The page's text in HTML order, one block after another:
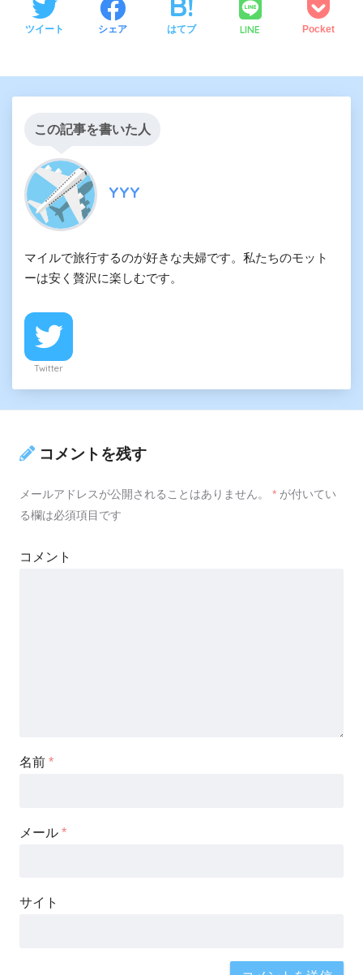
ツイート シェア はてブ LINE Pocket
この記事を書いた人
YYY
マイルで旅行するのが好きな夫婦です。私たちのモット
ーは安く贅沢に楽しむです。
Twitter
コメントを残す
メールアドレスが公開されることはありません。 * が付いてい
る欄は必須項目です
コメント
名前 *
メール *
サイト